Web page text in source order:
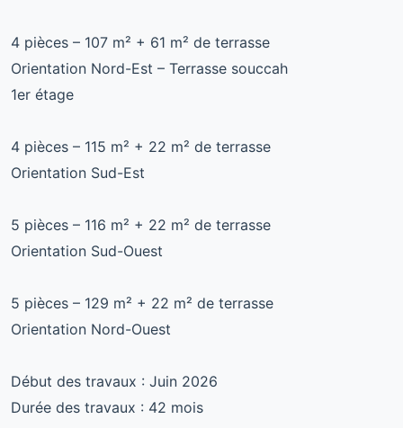
4 pièces – 107 m² + 61 m² de terrasse
Orientation Nord-Est – Terrasse souccah
1er étage
4 pièces – 115 m² + 22 m² de terrasse
Orientation Sud-Est
5 pièces – 116 m² + 22 m² de terrasse
Orientation Sud-Ouest
5 pièces – 129 m² + 22 m² de terrasse
Orientation Nord-Ouest
Début des travaux : Juin 2026
Durée des travaux : 42 mois